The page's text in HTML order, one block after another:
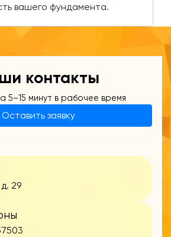
вашего фундамента.
контакты
5–15 минут в рабочее время
Оставить заявку
29